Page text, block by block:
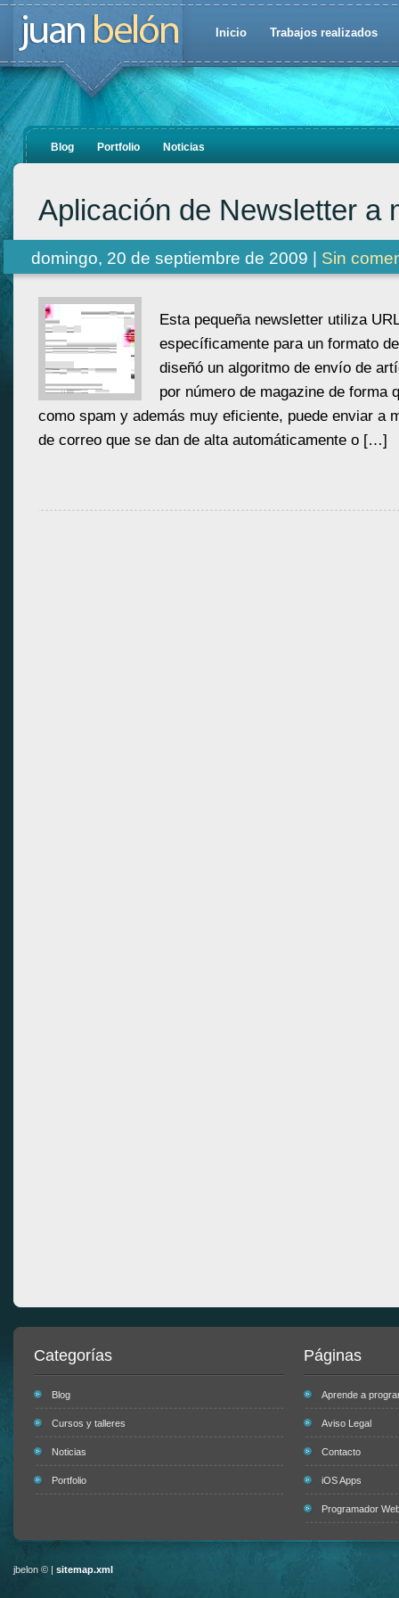
Inicio Trabajos realizados
Blog Portfolio Noticias
Aplicación de Newsletter a
domingo, 20 de septiembre de 2009 | Sin
Esta pequeña newsletter utiliza
específicamente para un formato
diseñó un algoritmo de envío de
por número de magazine de forma
como spam y además muy eficiente, puede enviar a
de correo que se dan de alta automáticamente o […]
Categorías
Blog
Cursos y talleres
Noticias
Portfolio
Páginas
Aprende a
Aviso Legal
Contacto
iOS Apps
Programador
jbelon © | sitemap.xml